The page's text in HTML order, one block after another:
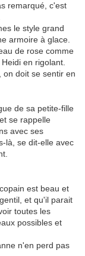
remarqué, c'est
le style grand
armoire à glace.
de rose comme
en rigolant.
on doit se sentir en
de sa petite-fille
se rappelle
avec ses
là, se dit-elle avec
est beau et
et qu'il parait
toutes les
possibles et
n'en perd pas